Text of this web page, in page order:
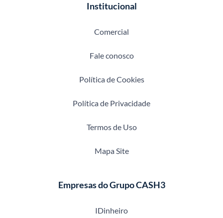
Institucional
Comercial
Fale conosco
Política de Cookies
Política de Privacidade
Termos de Uso
Mapa Site
Empresas do Grupo CASH3
IDinheiro